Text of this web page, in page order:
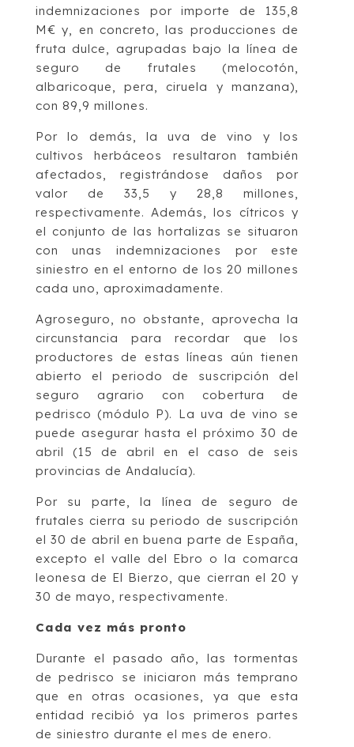
indemnizaciones por importe de 135,8
M€ y, en concreto, las producciones de
fruta dulce, agrupadas bajo la línea de
seguro de frutales (melocotón,
albaricoque, pera, ciruela y manzana),
con 89,9 millones.
Por lo demás, la uva de vino y los
cultivos herbáceos resultaron también
afectados, registrándose daños por
valor de 33,5 y 28,8 millones,
respectivamente. Además, los cítricos y
el conjunto de las hortalizas se situaron
con unas indemnizaciones por este
siniestro en el entorno de los 20 millones
cada uno, aproximadamente.
Agroseguro, no obstante, aprovecha la
circunstancia para recordar que los
productores de estas líneas aún tienen
abierto el periodo de suscripción del
seguro agrario con cobertura de
pedrisco (módulo P). La uva de vino se
puede asegurar hasta el próximo 30 de
abril (15 de abril en el caso de seis
provincias de Andalucía).
Por su parte, la línea de seguro de
frutales cierra su periodo de suscripción
el 30 de abril en buena parte de España,
excepto el valle del Ebro o la comarca
leonesa de El Bierzo, que cierran el 20 y
30 de mayo, respectivamente.
Cada vez más pronto
Durante el pasado año, las tormentas
de pedrisco se iniciaron más temprano
que en otras ocasiones, ya que esta
entidad recibió ya los primeros partes
de siniestro durante el mes de enero.